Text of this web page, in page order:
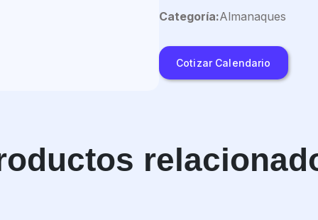
Categoría:Almanaques
Cotizar Calendario